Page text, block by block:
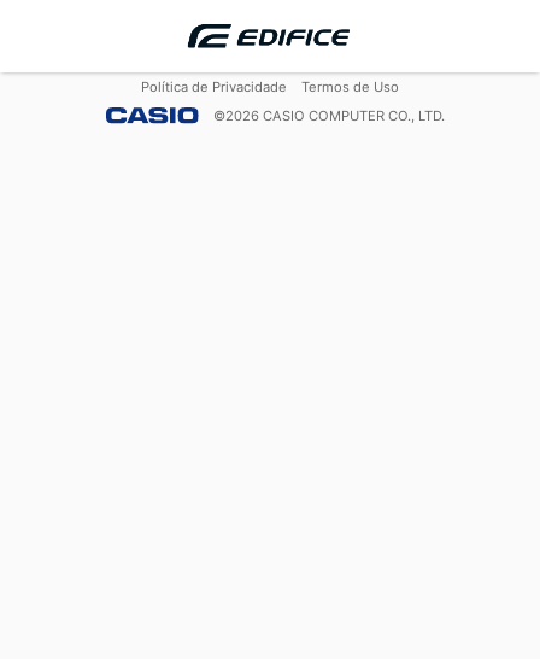
Política de Privacidade
Termos de Uso
©2026 CASIO COMPUTER CO., LTD.